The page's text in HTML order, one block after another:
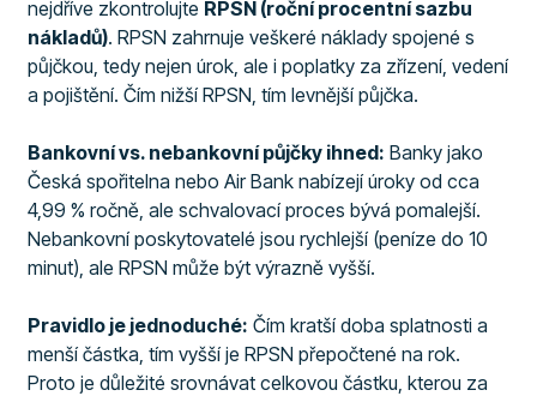
nejdříve zkontrolujte RPSN (roční procentní sazbu
nákladů). RPSN zahrnuje veškeré náklady spojené s
půjčkou, tedy nejen úrok, ale i poplatky za zřízení, vedení
a pojištění. Čím nižší RPSN, tím levnější půjčka.
Bankovní vs. nebankovní půjčky ihned: Banky jako
Česká spořitelna nebo Air Bank nabízejí úroky od cca
4,99 % ročně, ale schvalovací proces bývá pomalejší.
Nebankovní poskytovatelé jsou rychlejší (peníze do 10
minut), ale RPSN může být výrazně vyšší.
Pravidlo je jednoduché: Čím kratší doba splatnosti a
menší částka, tím vyšší je RPSN přepočtené na rok.
Proto je důležité srovnávat celkovou částku, kterou za